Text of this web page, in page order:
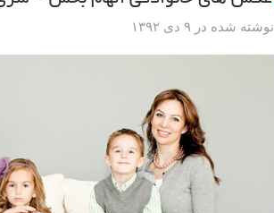
نوشته شده در ۹ دی ۱۳۹۲